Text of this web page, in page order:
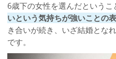
6歳下の女性を選んだというこ
いという気持ちが強いことの
き合いが続き、いざ結婚とな
です。